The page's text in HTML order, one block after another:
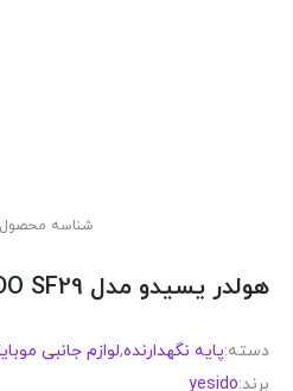
شناسه
هولدر یسیدو مدل YESIDO SF29
دسته:پایه نگهدارنده,لوازم جانبی
برند:yesido